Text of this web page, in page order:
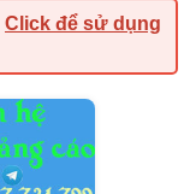
Click để sử dụng